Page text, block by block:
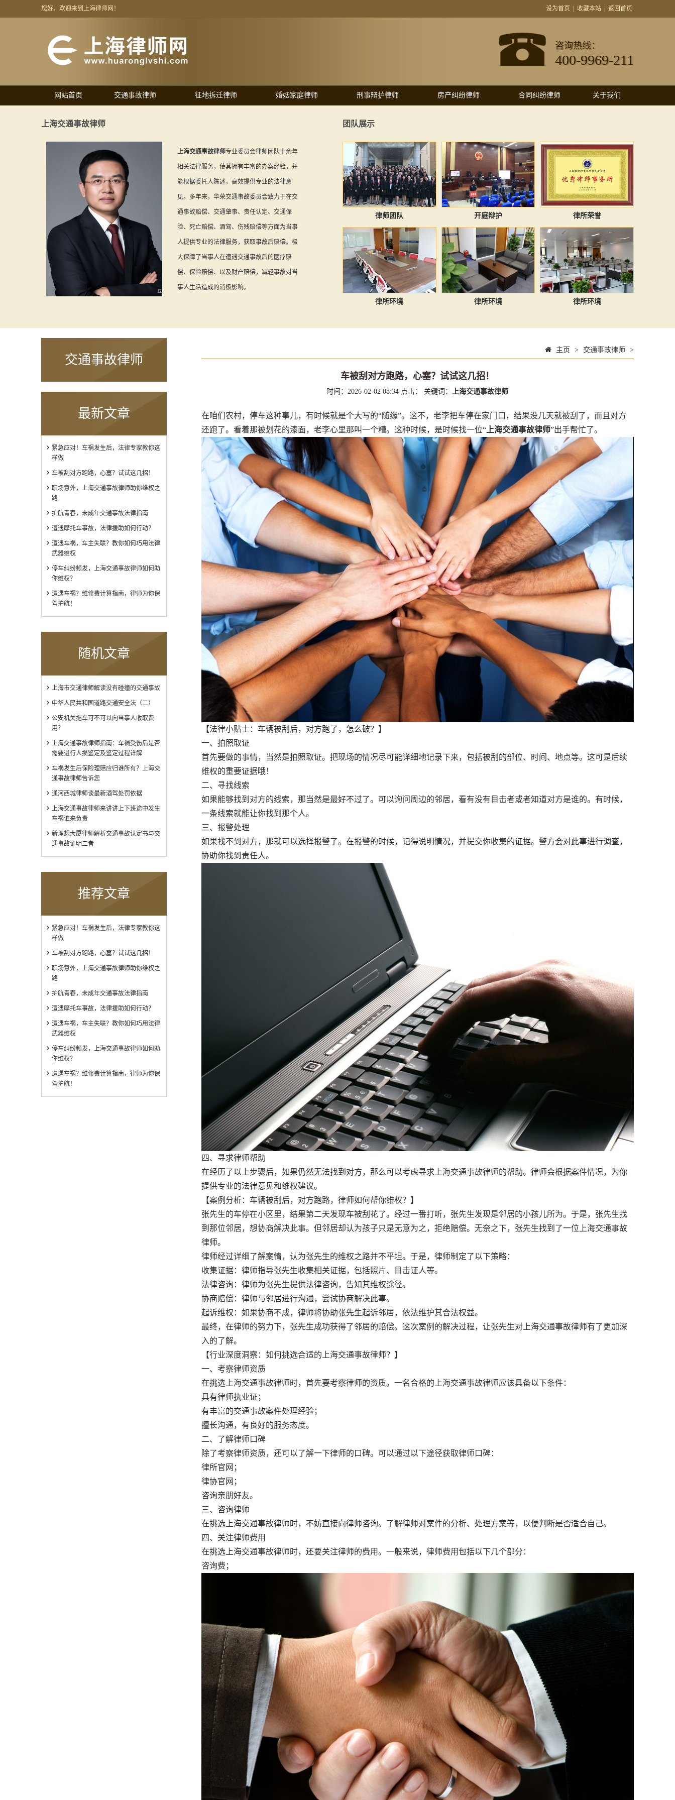
您好，欢迎来到上海律师网！ 设为首页 收藏本站 返回首页
咨询热线：
400-9969-211
网站首页 交通事故律师 征地拆迁律师 婚姻家庭律师 刑事辩护律师 房产纠纷律师 合同纠纷律师 关于我们
上海交通事故律师
上海交通事故律师专业委员会律师团队十余年
相关法律服务，使其拥有丰富的办案经验，并
能根据委托人陈述，高效提供专业的法律意
见。多年来，华荣交通事故委员会致力于在交
通事故赔偿、交通肇事、责任认定、交通保
险、死亡赔偿、酒驾、伤残赔偿等方面为当事
人提供专业的法律服务，获取事故后赔偿。极
大保障了当事人在遭遇交通事故后的医疗赔
偿、保险赔偿、以及财产赔偿，减轻事故对当
事人生活造成的消极影响。
团队展示
律师团队 开庭辩护 律所荣誉
律所环境 律所环境 律所环境
交通事故律师
最新文章
紧急应对！车祸发生后，法律专家教你这
样做
车被刮对方跑路，心塞？试试这几招！
职场意外，上海交通事故律师助你维权之
路
护航青春，未成年交通事故法律指南
遭遇摩托车事故，法律援助如何行动？
遭遇车祸，车主失联？教你如何巧用法律
武器维权
停车纠纷频发，上海交通事故律师如何助
你维权？
遭遇车祸？维修费计算指南，律师为你保
驾护航！
随机文章
上海市交通律师解读没有碰撞的交通事故
中华人民共和国道路交通安全法（二）
公安机关拖车可不可以向当事人收取费
用？
上海交通事故律师指南：车祸受伤后是否
需要进行人损鉴定及鉴定过程详解
车祸发生后保险理赔应归谁所有？上海交
通事故律师告诉您
通河西城律师谈最新酒驾处罚依据
上海交通事故律师来讲讲上下班途中发生
车祸谁来负责
新理想大厦律师解析交通事故认定书与交
通事故证明二者
推荐文章
紧急应对！车祸发生后，法律专家教你这
样做
车被刮对方跑路，心塞？试试这几招！
职场意外，上海交通事故律师助你维权之
路
护航青春，未成年交通事故法律指南
遭遇摩托车事故，法律援助如何行动？
遭遇车祸，车主失联？教你如何巧用法律
武器维权
停车纠纷频发，上海交通事故律师如何助
你维权？
遭遇车祸？维修费计算指南，律师为你保
驾护航！
主页 > 交通事故律师 >
车被刮对方跑路，心塞？试试这几招！
时间：2026-02-02 08:34 点击： 关键词： 上海交通事故律师
在咱们农村，停车这种事儿，有时候就是个大写的“随缘”。这不，老李把车停在家门口，结果没几天就被刮了，而且对方
还跑了。看着那被划花的漆面，老李心里那叫一个糟。这种时候，是时候找一位“上海交通事故律师”出手帮忙了。
【法律小贴士：车辆被刮后，对方跑了，怎么破？】
一、拍照取证
首先要做的事情，当然是拍照取证。把现场的情况尽可能详细地记录下来，包括被刮的部位、时间、地点等。这可是后续
维权的重要证据哦！
二、寻找线索
如果能够找到对方的线索，那当然是最好不过了。可以询问周边的邻居，看有没有目击者或者知道对方是谁的。有时候，
一条线索就能让你找到那个人。
三、报警处理
如果找不到对方，那就可以选择报警了。在报警的时候，记得说明情况，并提交你收集的证据。警方会对此事进行调查，
协助你找到责任人。
四、寻求律师帮助
在经历了以上步骤后，如果仍然无法找到对方，那么可以考虑寻求上海交通事故律师的帮助。律师会根据案件情况，为你
提供专业的法律意见和维权建议。
【案例分析：车辆被刮后，对方跑路，律师如何帮你维权？】
张先生的车停在小区里，结果第二天发现车被刮花了。经过一番打听，张先生发现是邻居的小孩儿所为。于是，张先生找
到那位邻居，想协商解决此事。但邻居却认为孩子只是无意为之，拒绝赔偿。无奈之下，张先生找到了一位上海交通事故
律师。
律师经过详细了解案情，认为张先生的维权之路并不平坦。于是，律师制定了以下策略：
收集证据：律师指导张先生收集相关证据，包括照片、目击证人等。
法律咨询：律师为张先生提供法律咨询，告知其维权途径。
协商赔偿：律师与邻居进行沟通，尝试协商解决此事。
起诉维权：如果协商不成，律师将协助张先生起诉邻居，依法维护其合法权益。
最终，在律师的努力下，张先生成功获得了邻居的赔偿。这次案例的解决过程，让张先生对上海交通事故律师有了更加深
入的了解。
【行业深度洞察：如何挑选合适的上海交通事故律师？】
一、考察律师资质
在挑选上海交通事故律师时，首先要考察律师的资质。一名合格的上海交通事故律师应该具备以下条件：
具有律师执业证；
有丰富的交通事故案件处理经验；
擅长沟通，有良好的服务态度。
二、了解律师口碑
除了考察律师资质，还可以了解一下律师的口碑。可以通过以下途径获取律师口碑：
律所官网；
律协官网；
咨询亲朋好友。
三、咨询律师
在挑选上海交通事故律师时，不妨直接向律师咨询。了解律师对案件的分析、处理方案等，以便判断是否适合自己。
四、关注律师费用
在挑选上海交通事故律师时，还要关注律师的费用。一般来说，律师费用包括以下几个部分：
咨询费；